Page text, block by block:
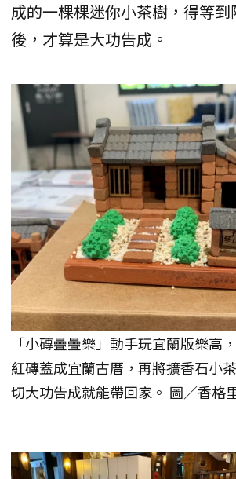
成的一棵棵迷你小茶樹，得等
後，才算是大功告成。
「小磚疊疊樂」動手玩宜蘭版樂高
紅磚蓋成宜蘭古厝，再將擴香石小
切大功告成就能帶回家。 圖／香格